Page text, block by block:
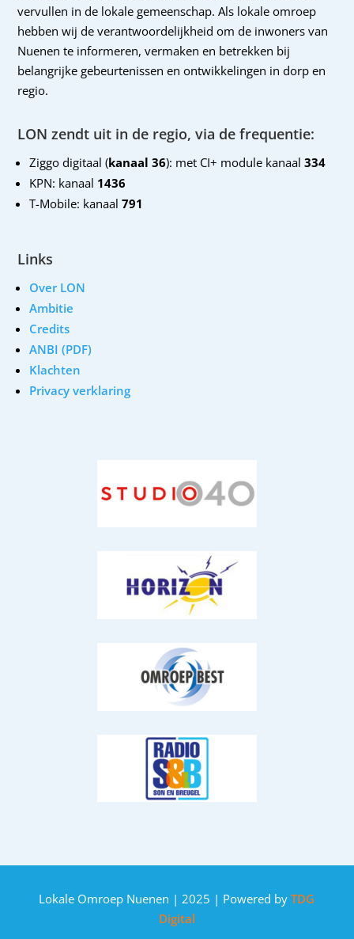
vervullen in de lokale gemeenschap. Als lokale omroep
hebben wij de verantwoordelijkheid om de inwoners van
Nuenen te informeren, vermaken en betrekken bij
belangrijke gebeurtenissen en ontwikkelingen in dorp en
regio.
LON zendt uit in de regio, via de frequentie:
Ziggo digitaal (kanaal 36): met CI+ module kanaal 334
KPN: kanaal 1436
T-Mobile: kanaal791
Links
Over LON
Ambitie
Credits
ANBI (PDF)
Klachten
Privacy verklaring
Lokale Omroep Nuenen | 2025 | Powered by TDG
Digital